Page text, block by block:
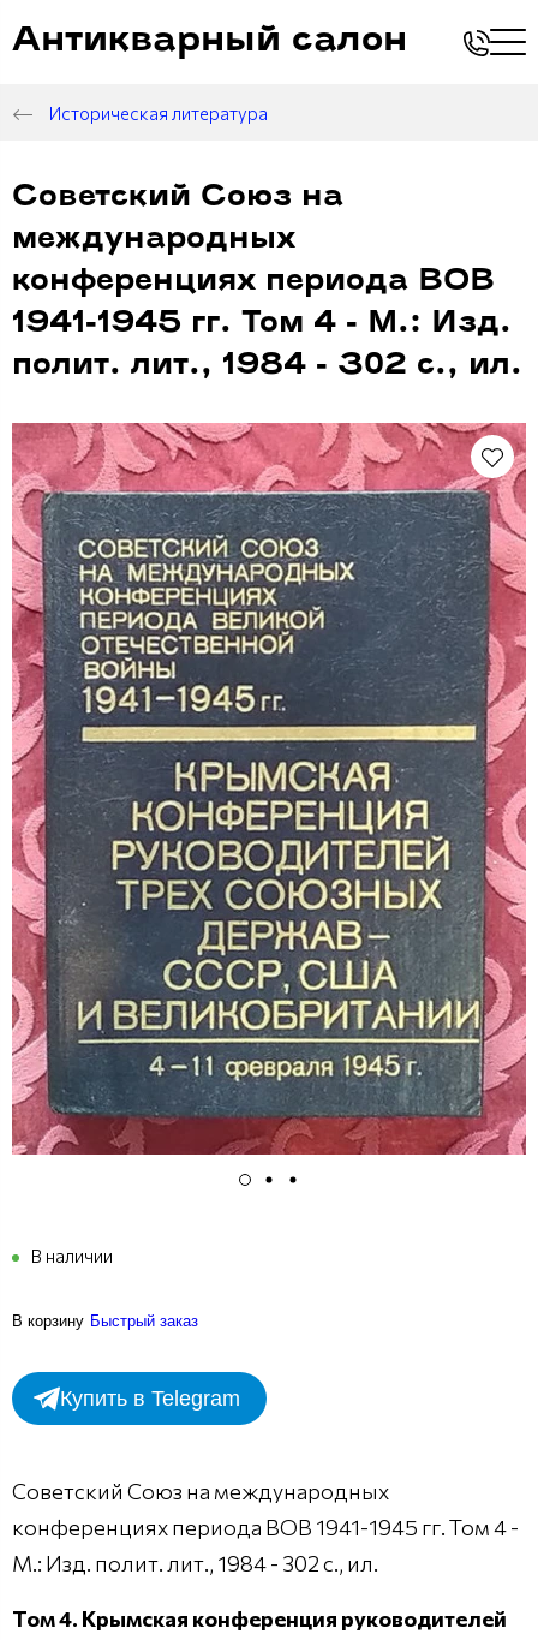
Антикварный салон
Историческая литература
Советский Союз на
международных
конференциях периода ВОВ
1941-1945 гг. Том 4 - М.: Изд.
полит. лит., 1984 - 302 с., ил.
В наличии
В корзину Быстрый заказ
Купить в Telegram
Советский Союз на международных
конференциях периода ВОВ 1941-1945 гг. Том 4 -
М.: Изд. полит. лит., 1984 - 302 с., ил.
Том 4. Крымская конференция руководителей